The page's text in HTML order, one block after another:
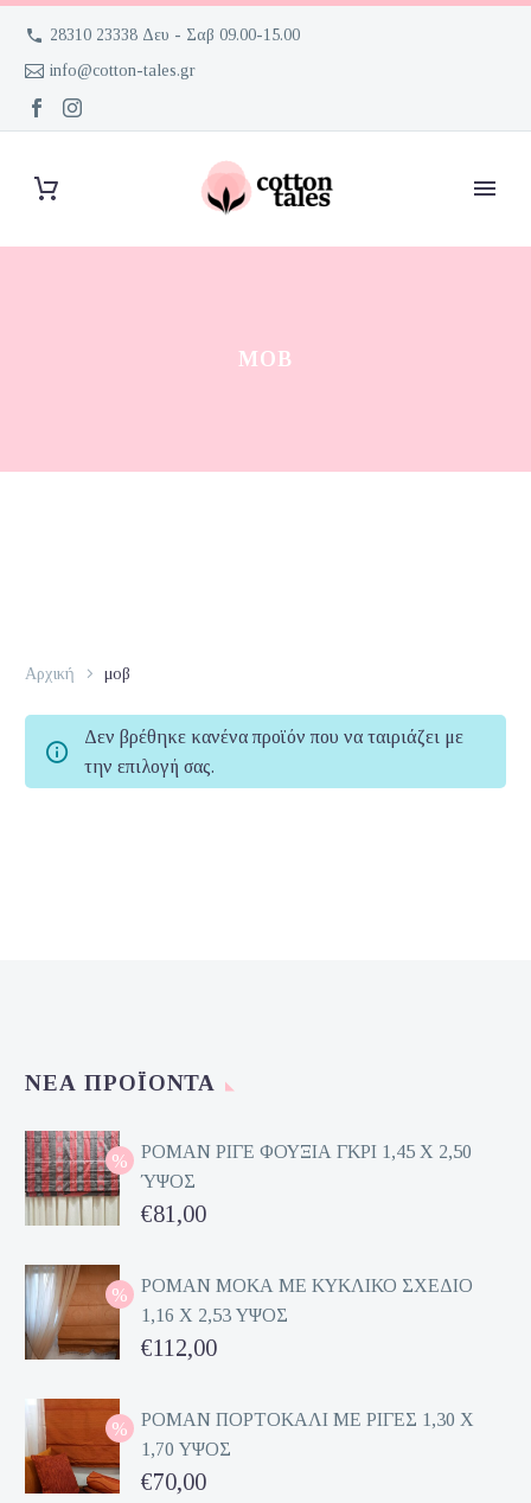
28310 23338 Δευ - Σαβ 09.00-15.00
info@cotton-tales.gr
ΜΟΒ
Αρχική μοβ
Δεν βρέθηκε κανένα προϊόν που να ταιριάζει με
την επιλογή σας.
ΝΈΑ ΠΡΟΪΌΝΤΑ
ΡΟΜΑΝ ΡΙΓΕ ΦΟΥΞΙΑ ΓΚΡΙ 1,45 Χ 2,50
ΎΨΟΣ
Original
was:
€162,00.
€81,00
τρέχουσα
τιμή
είναι:
ΡΟΜΑΝ ΜΟΚΑ ΜΕ ΚΥΚΛΙΚΟ ΣΧΕΔΙΟ
1,16 Χ 2,53 ΥΨΟΣ
Original
was:
€224,00.
€112,00
τρέχουσα
τιμή
είναι:
ΡΟΜΑΝ ΠΟΡΤΟΚΑΛΙ ΜΕ ΡΙΓΕΣ 1,30 Χ
1,70 ΥΨΟΣ
Original
€70,00